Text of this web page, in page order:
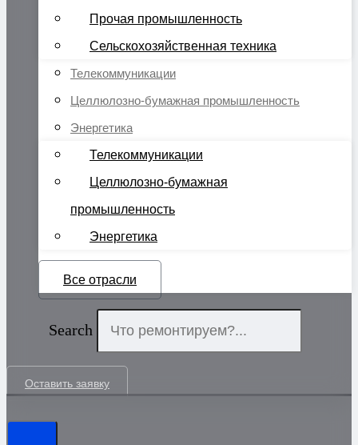
Прочая промышленность
Сельскохозяйственная техника
Телекоммуникации
Целлюлозно-бумажная промышленность
Энергетика
Телекоммуникации
Целлюлозно-бумажная
промышленность
Энергетика
Все отрасли
Search
Оставить заявку